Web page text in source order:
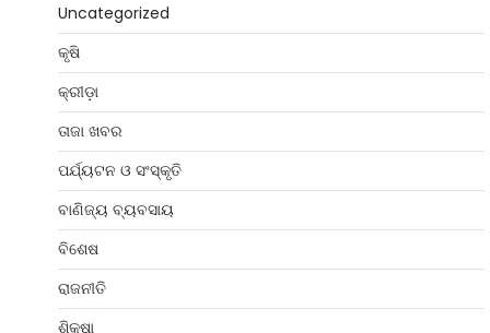
Uncategorized
କୃଷି
କ୍ରୀଡ଼ା
ତାଜା ଖବର
ପର୍ଯ୍ୟଟନ ଓ ସଂସ୍କୃତି
ବାଣିଜ୍ୟ ବ୍ୟବସାୟ
ବିଶେଷ
ରାଜନୀତି
ଶିକ୍ଷା